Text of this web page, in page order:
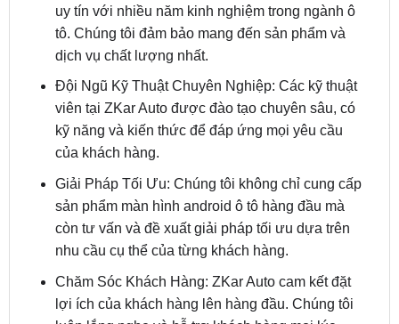
dịch vụ chất lượng nhất.
Đội Ngũ Kỹ Thuật Chuyên Nghiệp: Các kỹ thuật
viên tại ZKar Auto được đào tạo chuyên sâu, có
kỹ năng và kiến thức để đáp ứng mọi yêu cầu
của khách hàng.
Giải Pháp Tối Ưu: Chúng tôi không chỉ cung cấp
sản phẩm màn hình android ô tô hàng đầu mà
còn tư vấn và đề xuất giải pháp tối ưu dựa trên
nhu cầu cụ thể của từng khách hàng.
Chăm Sóc Khách Hàng: ZKar Auto cam kết đặt
lợi ích của khách hàng lên hàng đầu. Chúng tôi
luôn lắng nghe và hỗ trợ khách hàng mọi lúc,
mọi nơi.